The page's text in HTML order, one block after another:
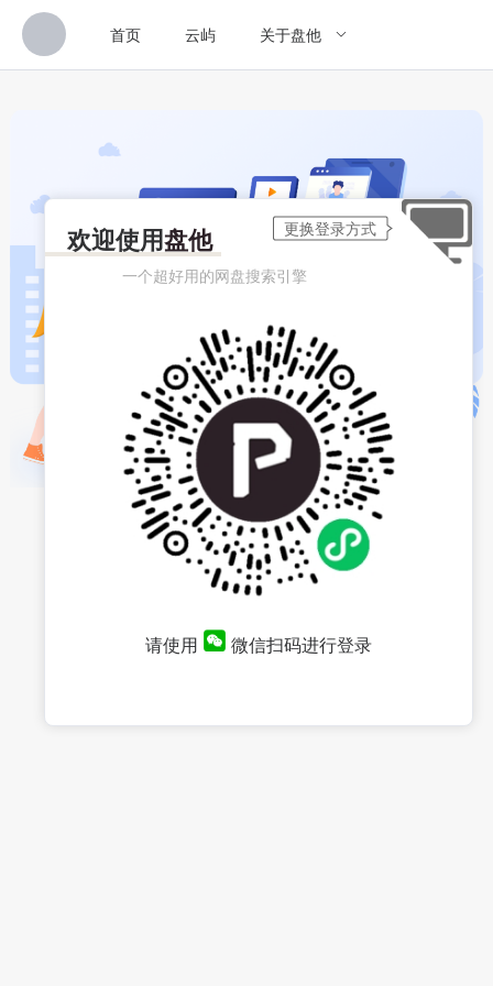
首页 云屿 关于盘他
欢迎使用盘他
一个超好用的网盘搜索引擎
请使用 微信扫码进行登录